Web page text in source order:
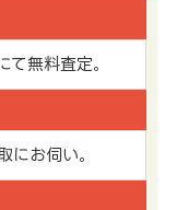
て無料査定。
にお伺い。